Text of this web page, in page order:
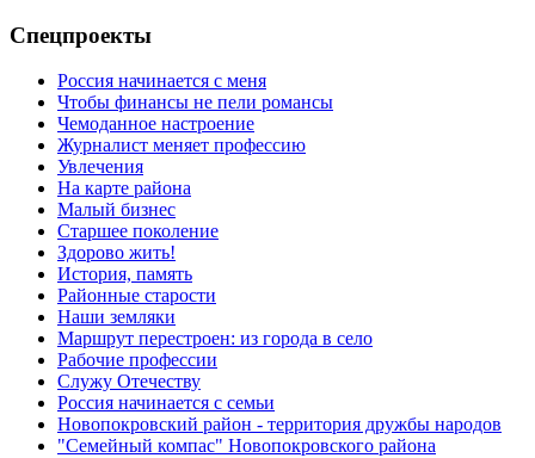
Спецпроекты
Россия начинается с меня
Чтобы финансы не пели романсы
Чемоданное настроение
Журналист меняет профессию
Увлечения
На карте района
Малый бизнес
Старшее поколение
Здорово жить!
История, память
Районные старости
Наши земляки
Маршрут перестроен: из города в село
Рабочие профессии
Служу Отечеству
Россия начинается с семьи
Новопокровский район - территория дружбы народов
"Семейный компас" Новопокровского района